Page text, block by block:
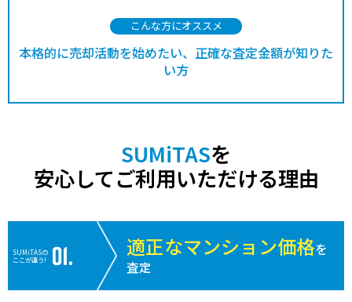
こんな方にオススメ
本格的に売却活動を始めたい、正確な査定金額が知りた
い方
SUMiTASを
安心してご利用いただける理由
SUMiTASの
ここが違う!
適正なマンション価格を
査定